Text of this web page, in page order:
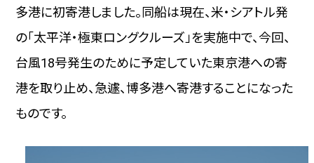
多港に初寄港しました。同船は現在、米・シアトル発
の「太平洋・極東ロングクルーズ」を実施中で、今回、
台風18号発生のために予定していた東京港への寄
港を取り止め、急遽、博多港へ寄港することになった
ものです。